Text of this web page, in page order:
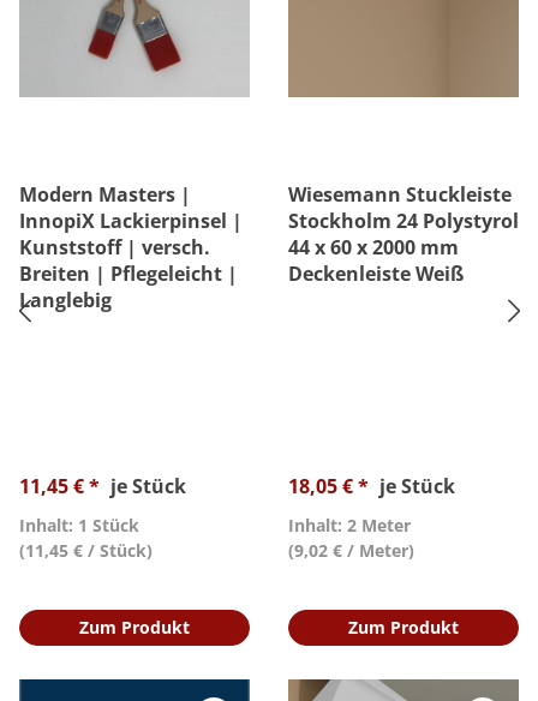
Modern Masters |
InnopiX Lackierpinsel |
Kunststoff | versch.
Breiten | Pflegeleicht |
Langlebig
11,45 € * je Stück
Inhalt: 1 Stück
(11,45 € / Stück)
Zum Produkt
Wiesemann Stuckleiste
Stockholm 24 Polystyrol
44 x 60 x 2000 mm
Deckenleiste Weiß
18,05 € * je Stück
Inhalt: 2 Meter
(9,02 € / Meter)
Zum Produkt